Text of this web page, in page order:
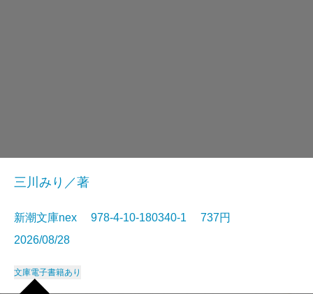
三川みり／著
新潮文庫nex 978-4-10-180340-1 737円
2026/08/28
文庫電子書籍あり